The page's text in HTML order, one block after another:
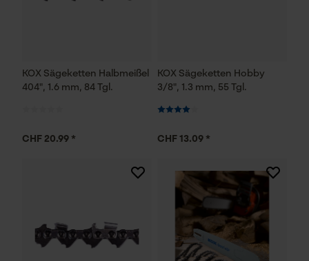
KOX Sägeketten Halbmeißel
404", 1.6 mm, 84 Tgl.
CHF 20.99 *
KOX Sägeketten Hobby
3/8", 1.3 mm, 55 Tgl.
CHF 13.09 *
Fact-Finder Tracking
Funktionale Cookies